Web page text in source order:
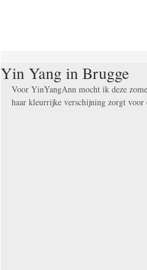
Yin Yang in Brugge
Voor YinYangAnn mocht ik deze
haar kleurrijke verschijning zorgt voor